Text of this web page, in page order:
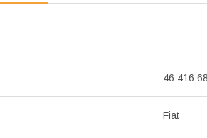
46 416
Fiat